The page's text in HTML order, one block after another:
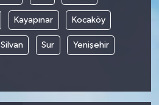
Kayapınar Kocaköy
Silvan Sur Yenişehir